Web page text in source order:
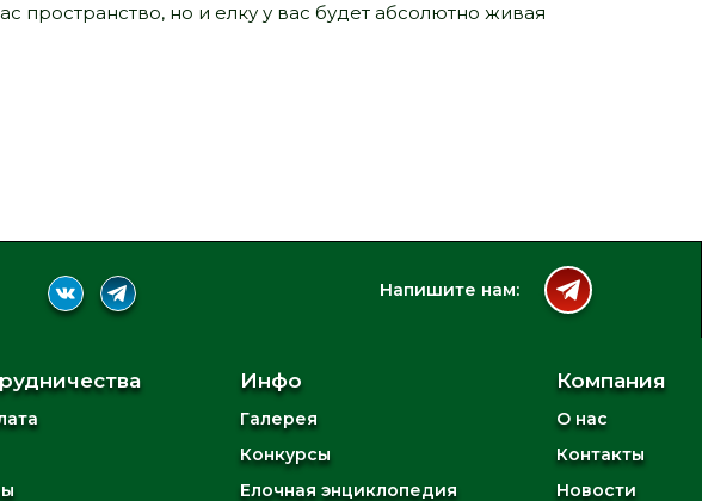
пространство, но и елку у вас будет абсолютно живая
Напишите нам:
Инфо
Галерея
Конкурсы
Елочная энциклопедия
Компания
О нас
Контакты
Новости